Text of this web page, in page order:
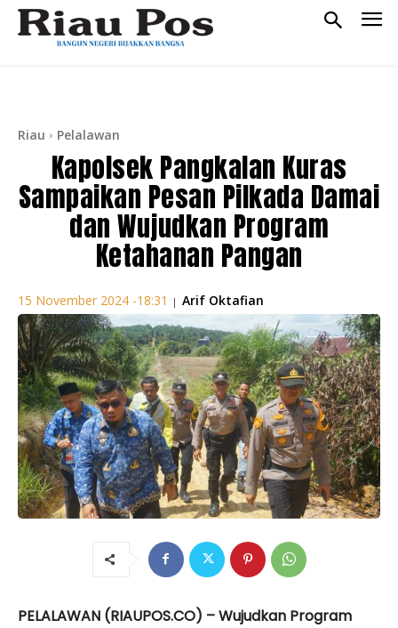
Riau Pelalawan
Kapolsek Pangkalan Kuras
Sampaikan Pesan Pilkada Damai
dan Wujudkan Program
Ketahanan Pangan
15 November 2024 -18:31 | Arif Oktafian
PELALAWAN (RIAUPOS.CO) – Wujudkan Program